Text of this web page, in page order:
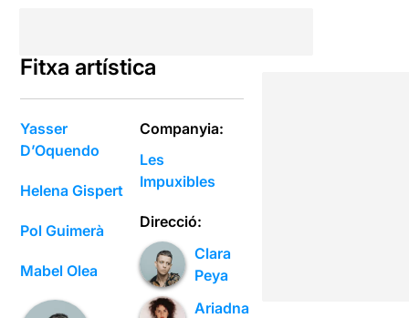
Fitxa artística
Yasser
D’Oquendo
Helena Gispert
Pol Guimerà
Mabel Olea
Companyia:
Les
Impuxibles
Direcció:
Clara
Peya
Ariadna